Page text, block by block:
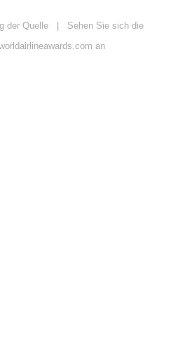
der Quelle | Sehen Sie sich die
an